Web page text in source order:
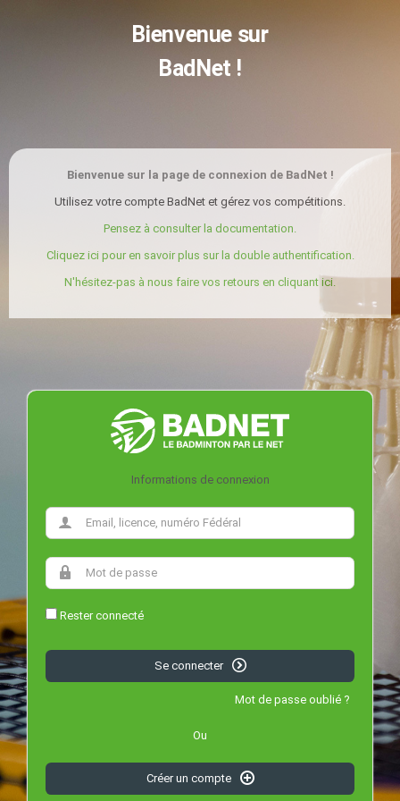
Bienvenue sur
BadNet !
Bienvenue sur la page de connexion de BadNet !
Utilisez votre compte BadNet et gérez vos compétitions.
Pensez à consulter la documentation.
Cliquez ici pour en savoir plus sur la double authentification.
N'hésitez-pas à nous faire vos retours en cliquant ici.
Informations de connexion
Rester connecté
Se connecter
Mot de passe oublié ?
Ou
Créer un compte